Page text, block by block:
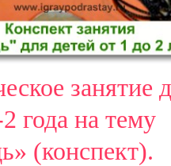
занятие
года на тему
(конспект).